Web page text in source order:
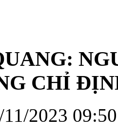
CHỈ
2023 09:50